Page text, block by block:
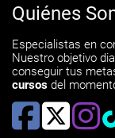
Quiénes
Especialistas en
Nuestro objetivo
conseguir tus
cursos del